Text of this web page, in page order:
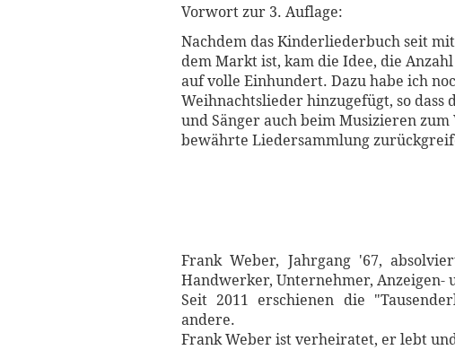
Vorwort zur 3. Auflage:
Nachdem das Kinderliederbuch seit
dem Markt ist, kam die Idee, die
auf volle Einhundert. Dazu habe ich
Weihnachtslieder hinzugefügt, so dass
und Sänger auch beim Musizieren
bewährte Liedersammlung
Frank Weber, Jahrgang '67,
Handwerker, Unternehmer,
Seit 2011 erschienen die
andere.
Frank Weber ist verheiratet, er lebt